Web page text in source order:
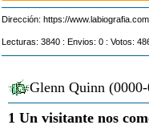
Dirección: https://
Lecturas: 3840 : Envios: 0 : Votos:
Glenn Quinn
1 Un visitante nos